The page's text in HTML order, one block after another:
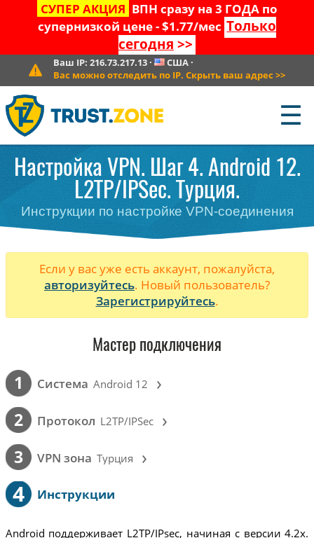
СУПЕР АКЦИЯ ВПН сразу на 3 ГОДА по
супернизкой цене - $1.77/мес Только
сегодня >>
Ваш IP: 216.73.217.13· США·
Вас можно отследить по IP. Скрыть ваш адрес >>
☰
Настройка VPN. Шаг 4. Android 12.
L2TP/IPSec. Турция.
Инструкции по настройке VPN-соединения
Если у вас уже есть аккаунт, пожалуйста,
авторизуйтесь. Новый пользователь?
Зарегистрируйтесь.
Мастер подключения
1 Cистема Android 12 ›
2 Протокол L2TP/IPSec ›
3 VPN зона Турция ›
4 Инструкции
Android поддерживает L2TP/IPsec, начиная с версии 4.2x.